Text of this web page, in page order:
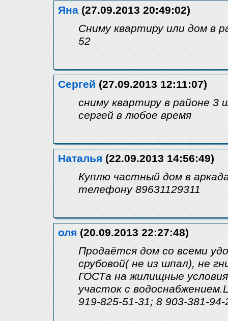
Яна (27.09.2013 20:49:02)
Сниму квартиру или дом в
52
Сергей (27.09.2013 12:11:07)
сниму квартиру в районе 3
сергей в любое время
Наталья (22.09.2013 14:56:49)
Куплю частный дом в
телефону 89631129311
оля (20.09.2013 22:27:48)
Продаётся дом со всеми
срубовой( не из шпал), не
ГОСТа на жилищные
участок с
919-825-51-31; 8 903-381-94-